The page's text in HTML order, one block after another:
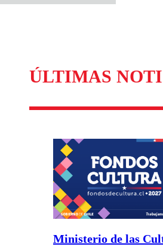
ÚLTIMAS
Ministerio de las